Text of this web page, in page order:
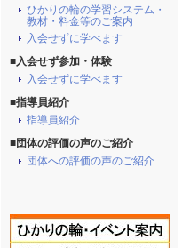
ひかりの輪の学習システム・
教材・料金等のご案内
入会せずに学べます
■入会せず参加・体験
入会せずに学べます
■指導員紹介
指導員紹介
■団体の評価の声のご紹介
団体への評価の声のご紹介